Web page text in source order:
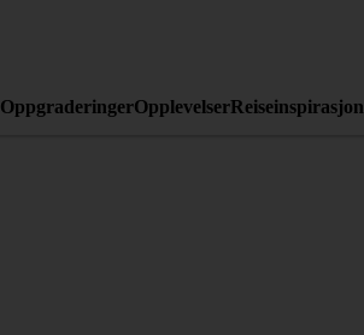
OppgraderingerOpplevelserReiseinspirasjon